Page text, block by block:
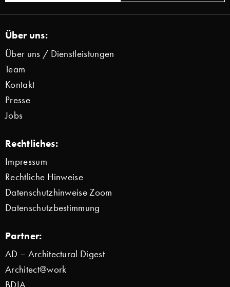
Über uns:
Über uns / Dienstleistungen
Team
Kontakt
Presse
Jobs
Rechtliches:
Impressum
Rechtliche Hinweise
Datenschutzhinweise Zoom
Datenschutzbestimmung
Partner:
AD – Architectural Digest
Architect@work